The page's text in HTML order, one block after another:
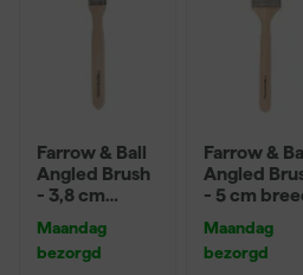
Farrow & Ball
Angled Brush
- 3,8 cm
Maandag
bezorgd
Farrow &
Angled
- 5 cm
Maandag
bezorgd